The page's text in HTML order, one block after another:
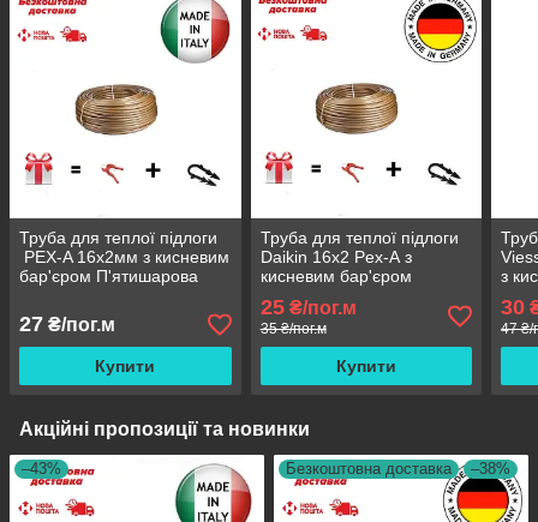
Труба для теплої підлоги
PEX-A 16х2мм з кисневим
бар'єром П'ятишарова
27 ₴/пог.м
Купити
Труба для теплої підлоги
Daikin 16x2 Pex-А з
кисневим бар'єром
(Німеччина)
25₴/пог.м
35 ₴/пог.м
Купити
з
30
47 ₴/
Акційні пропозиції та новинки
–43% Безкоштовна доставка –38%